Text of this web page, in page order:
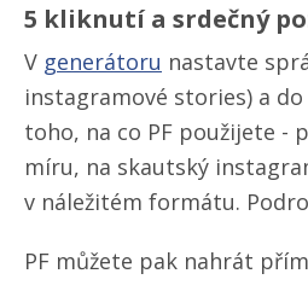
5 kliknutí a srdečný
V generátoru nastavte
instagramové stories) a
toho, na co PF použijete -
míru, na skautský
v náležitém formátu.
PF můžete pak nahrát